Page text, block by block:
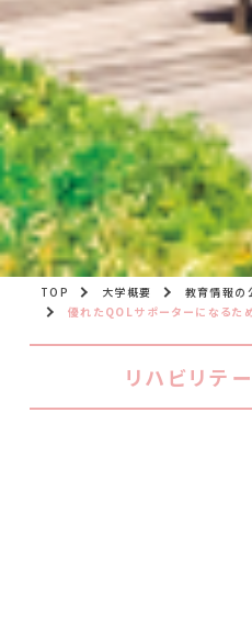
TOP 大学概要
教育情報の
優れたQOLサポーターになるた
リハビリテ